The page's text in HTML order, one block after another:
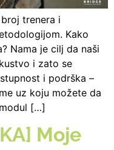
trenera i
Kako
Nama je cilj da naši
i zato se
i podrška –
uz koju možete da
[…]
Moje